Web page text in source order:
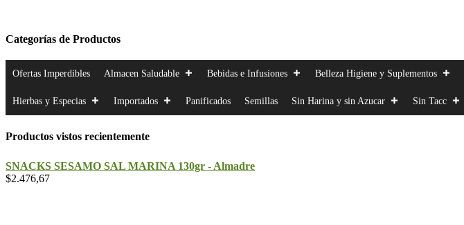
Categorías de Productos
Ofertas Imperdibles Almacen Saludable Bebidas e Infusiones Belleza Higiene y Suplementos
Hierbas y Especias Importados Panificados Semillas Sin Harina y sin Azucar Sin Tacc
Productos vistos recientemente
SNACKS SESAMO SAL MARINA 130gr - Almadre
$2.476,67